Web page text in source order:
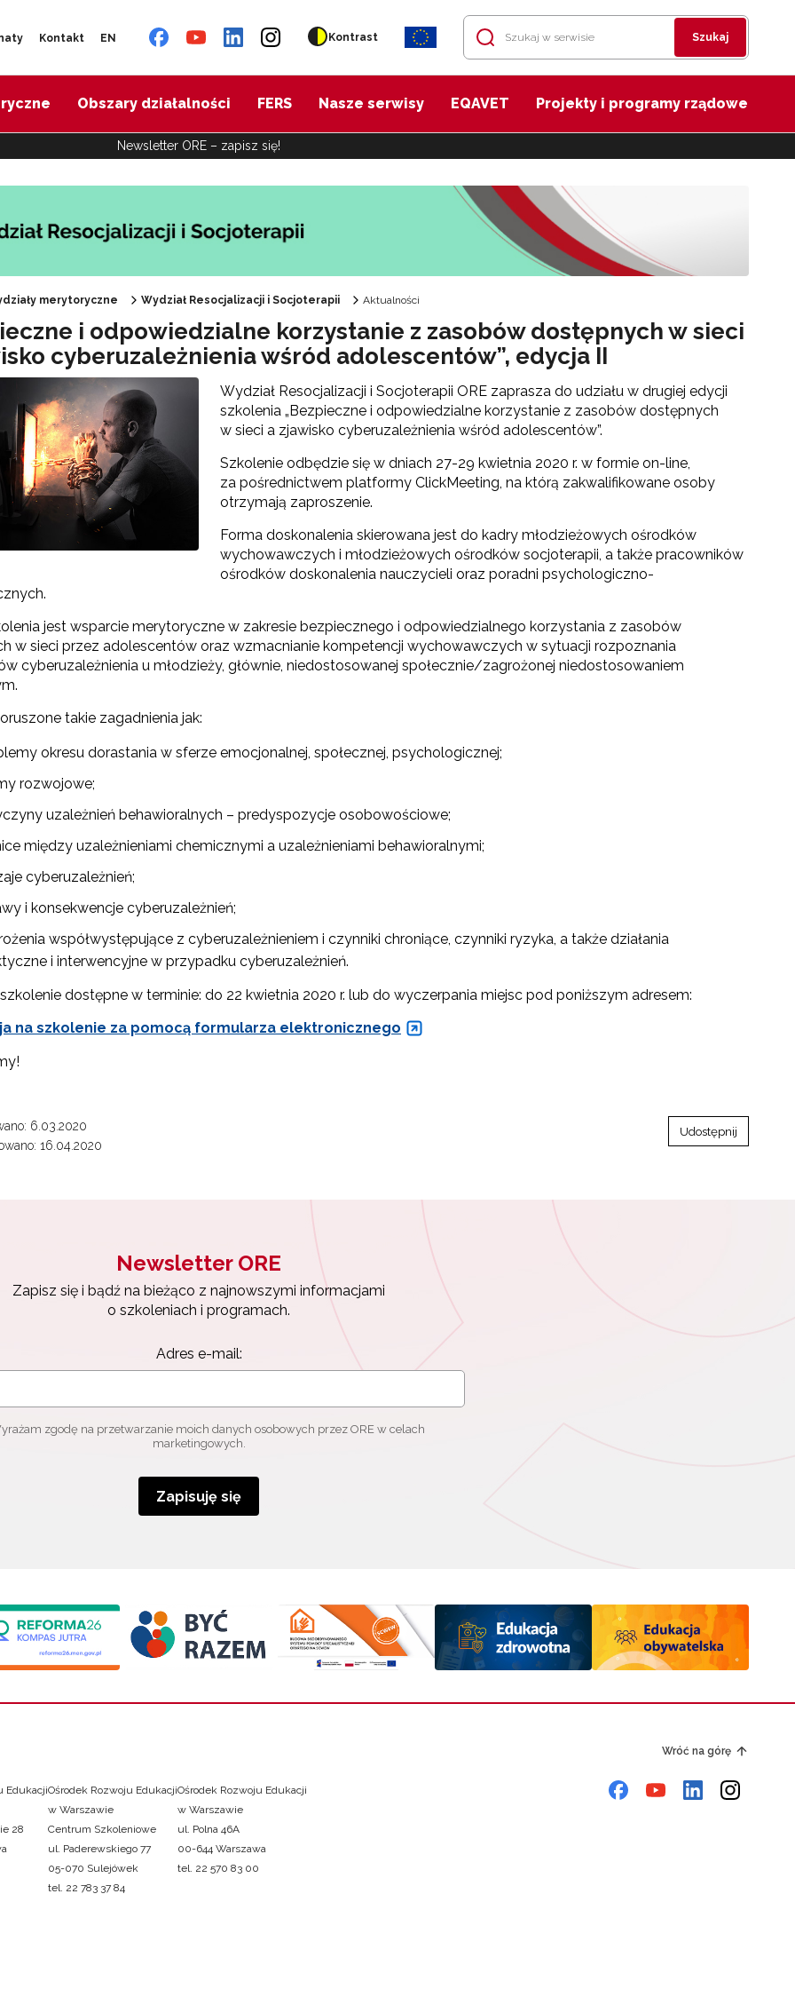
Kontakt EN Kontrast Szukaj
Obszary działalności FERS Nasze serwisy EQAVET Projekty i programy rządowe
Newsletter ORE – zapisz się!
merytoryczne Wydział Resocjalizacji i Socjoterapii Aktualności
i odpowiedzialne korzystanie z zasobów dostępnych w sieci
cyberuzależnienia wśród adolescentów”, edycja II
Wydział Resocjalizacji i Socjoterapii ORE zaprasza do udziału w drugiej edycji
szkolenia „Bezpieczne i odpowiedzialne korzystanie z zasobów dostępnych
w sieci a zjawisko cyberuzależnienia wśród adolescentów”.
Szkolenie odbędzie się w dniach 27-29 kwietnia 2020 r. w formie on-line,
za pośrednictwem platformy ClickMeeting, na którą zakwalifikowane osoby
otrzymają zaproszenie.
Forma doskonalenia skierowana jest do kadry młodzieżowych ośrodków
wychowawczych i młodzieżowych ośrodków socjoterapii, a także pracowników
ośrodków doskonalenia nauczycieli oraz poradni psychologiczno-
jest wsparcie merytoryczne w zakresie bezpiecznego i odpowiedzialnego korzystania z zasobów
w sieci przez adolescentów oraz wzmacnianie kompetencji wychowawczych w sytuacji rozpoznania
cyberuzależnienia u młodzieży, głównie, niedostosowanej społecznie/zagrożonej niedostosowaniem
takie zagadnienia jak:
okresu dorastania w sferze emocjonalnej, społecznej, psychologicznej;
rozwojowe;
uzależnień behawioralnych – predyspozycje osobowościowe;
między uzależnieniami chemicznymi a uzależnieniami behawioralnymi;
cyberuzależnień;
i konsekwencje cyberuzależnień;
współwystępujące z cyberuzależnieniem i czynniki chroniące, czynniki ryzyka, a także działania
i interwencyjne w przypadku cyberuzależnień.
dostępne w terminie: do 22 kwietnia 2020 r. lub do wyczerpania miejsc pod poniższym adresem:
na szkolenie za pomocą formularza elektronicznego
6.03.2020
16.04.2020
Udostępnij
Newsletter ORE
Zapisz się i bądź na bieżąco z najnowszymi informacjami
o szkoleniach i programach.
Adres e-mail:
zgodę na przetwarzanie moich danych osobowych przez ORE w celach
marketingowych.
Zapisuję się
Wróć na górę
Edukacji
28
Ośrodek Rozwoju Edukacji
w Warszawie
Centrum Szkoleniowe
ul. Paderewskiego 77
05-070 Sulejówek
tel. 22 783 37 84
Ośrodek Rozwoju Edukacji
w Warszawie
ul. Polna 46A
00-644 Warszawa
tel. 22 570 83 00
ORE
się i bądź na bieżąco z najnowszymi informacjami
i programach.
e-mail:
zgodę na przetwarzanie moich danych osobowych przez ORE w
marketingowych.